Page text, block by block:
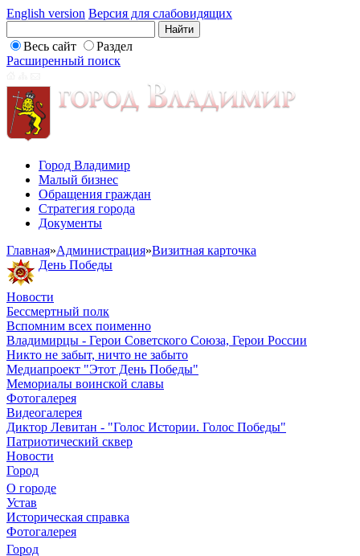
English version Версия для слабовидящих
Весь сайт
Раздел
Расширенный поиск
Город Владимир
Малый бизнес
Обращения граждан
Стратегия города
Документы
Главная»Администрация»Визитная карточка
День Победы
Новости
Бессмертный полк
Вспомним всех поименно
Владимирцы - Герои Советского Союза, Герои России
Никто не забыт, ничто не забыто
Медиапроект "Этот День Победы"
Мемориалы воинской славы
Фотогалерея
Видеогалерея
Диктор Левитан - "Голос Истории. Голос Победы"
Патриотический сквер
Новости
Город
О городе
Устав
Историческая справка
Фотогалерея
Город